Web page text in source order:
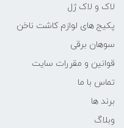
لاک و لاک ژل
پکیج های لوازم کاشت ناخن
سوهان برقی
قوانین و مقررات سایت
تماس با ما
برند ها
وبلاگ